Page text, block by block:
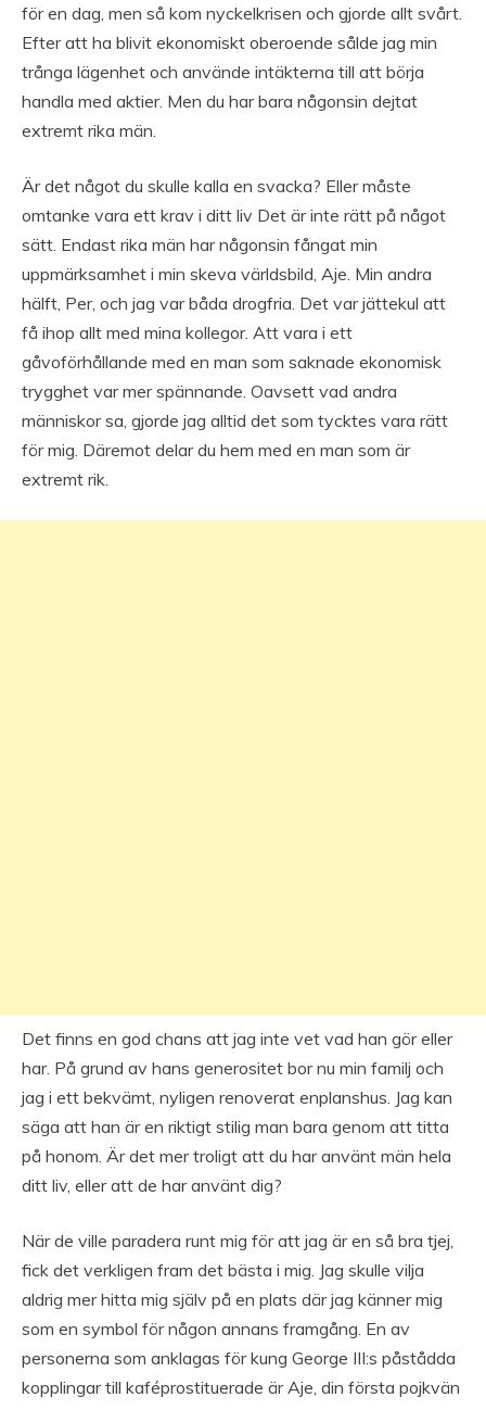
för en dag, men så kom nyckelkrisen och gjorde allt svårt.
Efter att ha blivit ekonomiskt oberoende sålde jag min
trånga lägenhet och använde intäkterna till att börja
handla med aktier. Men du har bara någonsin dejtat
extremt rika män.
Är det något du skulle kalla en svacka? Eller måste
omtanke vara ett krav i ditt liv Det är inte rätt på något
sätt. Endast rika män har någonsin fångat min
uppmärksamhet i min skeva världsbild, Aje. Min andra
hälft, Per, och jag var båda drogfria. Det var jättekul att
få ihop allt med mina kollegor. Att vara i ett
gåvoförhållande med en man som saknade ekonomisk
trygghet var mer spännande. Oavsett vad andra
människor sa, gjorde jag alltid det som tycktes vara rätt
för mig. Däremot delar du hem med en man som är
extremt rik.
Det finns en god chans att jag inte vet vad han gör eller
har. På grund av hans generositet bor nu min familj och
jag i ett bekvämt, nyligen renoverat enplanshus. Jag kan
säga att han är en riktigt stilig man bara genom att titta
på honom. Är det mer troligt att du har använt män hela
ditt liv, eller att de har använt dig?
När de ville paradera runt mig för att jag är en så bra tjej,
fick det verkligen fram det bästa i mig. Jag skulle vilja
aldrig mer hitta mig själv på en plats där jag känner mig
som en symbol för någon annans framgång. En av
personerna som anklagas för kung George III:s påstådda
kopplingar till kaféprostituerade är Aje, din första pojkvän